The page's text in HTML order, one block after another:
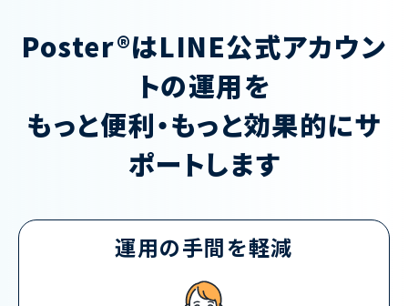
Poster®はLINE公式アカウン
トの運用を
もっと便利・もっと効果的にサ
ポートします
運用の手間を軽減